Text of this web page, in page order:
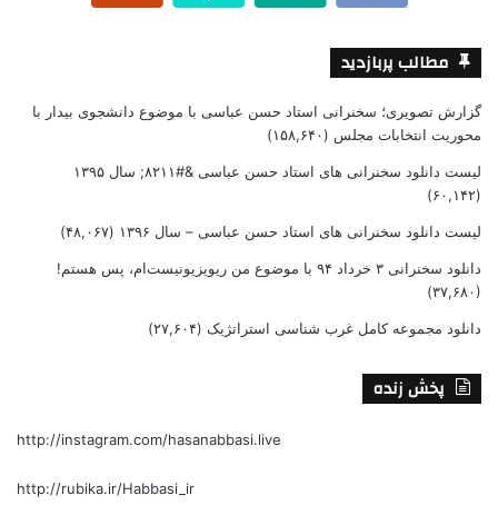
مطالب پربازدید
گزارش تصویری؛ سخنرانی استاد حسن عباسی با موضوع دانشجوی بیدار با
محوریت انتخابات مجلس (۱۵۸,۶۴۰)
لیست دانلود سخنرانی های استاد حسن عباسی &#۸۲۱۱; سال ۱۳۹۵
(۶۰,۱۴۲)
لیست دانلود سخنرانی های استاد حسن عباسی – سال ۱۳۹۶ (۴۸,۰۶۷)
دانلود سخنرانی ۳ خرداد ۹۴ با موضوع من ریویزیونیست‌ام، پس هستم!
(۳۷,۶۸۰)
دانلود مجموعه کامل غرب شناسی استراتژیک (۲۷,۶۰۴)
پخش زنده
http://instagram.com/hasanabbasi.live
http://rubika.ir/Habbasi_ir